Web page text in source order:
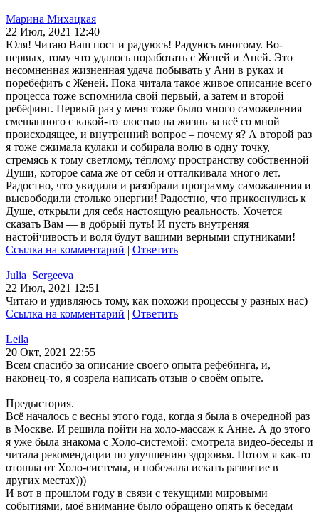
Марина Михацкая
22 Июл, 2021 12:40
Юля! Читаю Ваш пост и радуюсь! Радуюсь многому. Во-
первых, тому что удалось поработать с Женей и Аней. Это
несомненная жизненная удача побывать у Ани в руках и
поребёфить с Женей. Пока читала такое живое описание всего
процесса тоже вспомнила свой первый, а затем и второй
ребёфинг. Первый раз у меня тоже было много саможеления
смешанного с какой-то злостью на жизнь за всё со мной
происходящее, и внутренний вопрос – почему я? А второй раз
я тоже сжимала кулаки и собирала волю в одну точку,
стремясь к тому светлому, тёплому пространству собственной
Души, которое сама же от себя и отталкивала много лет.
Радостно, что увидили и разобрали программу саможаления и
высвободили столько энергии! Радостно, что прикоснулись к
Душе, открыли для себя настоящую реальность. Хочется
сказать Вам — в добрый путь! И пусть внутреняя
настойчивость и воля будут вашими верными спутниками!
Ссылка на комментарий | Ответить
Julia_Sergeeva
22 Июл, 2021 12:51
Читаю и удивляюсь тому, как похожи процессы у разных нас)
Ссылка на комментарий | Ответить
Leila
20 Окт, 2021 22:55
Всем спасибо за описание своего опыта рефёбинга, и,
наконец-то, я созрела написать отзыв о своём опыте.
Предыстория.
Всё началось с весны этого года, когда я была в очередной раз
в Москве. И решила пойти на холо-массаж к Анне. А до этого
я уже была знакома с Холо-системой: смотрела видео-беседы и
читала рекомендации по улучшению здоровья. Потом я как-то
отошла от Холо-системы, и побежала искать развитие в
других местах)))
И вот в прошлом году в связи с текущими мировыми
событиями, моё внимание было обращено опять к беседам